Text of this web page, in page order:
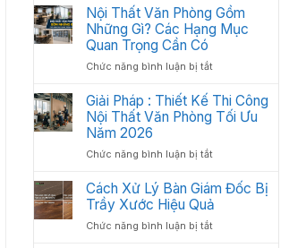
Trí
Nội
Thất
Phòng
Học:
Cách
Tối
Không
Gian
2026
Nội Thất Văn Phòng Gồm
Những Gì? Các Hạng Mục
Quan Trọng Cần Có
Chức năng bình luận bị tắtở
Thất
Văn
Phòng
Những
Các
Hạng
Quan
Giải Pháp : Thiết Kế Thi Công
Nội Thất Văn Phòng Tối Ưu
Năm 2026
Chức năng bình luận bị tắtở
Pháp
Kế
Cách Xử Lý Bàn Giám Đốc Bị
Trầy Xước Hiệu Quả
Chức năng bình luận bị tắtở